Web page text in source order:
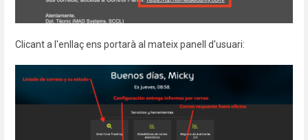
Clicant a l'enllaç ens portarà al mateix panell d'usuari: